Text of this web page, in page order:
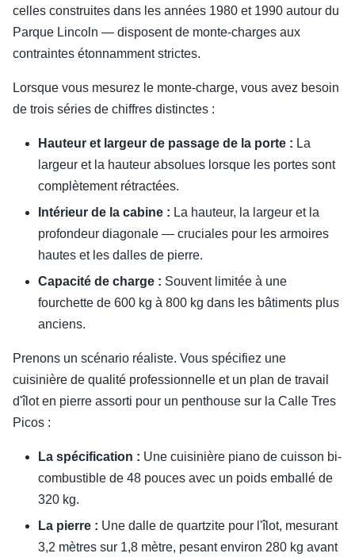
celles construites dans les années 1980 et 1990 autour du
Parque Lincoln — disposent de monte-charges aux
contraintes étonnamment strictes.
Lorsque vous mesurez le monte-charge, vous avez besoin
de trois séries de chiffres distinctes :
Hauteur et largeur de passage de la porte : La
largeur et la hauteur absolues lorsque les portes sont
complètement rétractées.
Intérieur de la cabine : La hauteur, la largeur et la
profondeur diagonale — cruciales pour les armoires
hautes et les dalles de pierre.
Capacité de charge : Souvent limitée à une
fourchette de 600 kg à 800 kg dans les bâtiments plus
anciens.
Prenons un scénario réaliste. Vous spécifiez une
cuisinière de qualité professionnelle et un plan de travail
d'îlot en pierre assorti pour un penthouse sur la Calle Tres
Picos :
La spécification : Une cuisinière piano de cuisson bi-
combustible de 48 pouces avec un poids emballé de
320 kg.
La pierre : Une dalle de quartzite pour l'îlot, mesurant
3,2 mètres sur 1,8 mètre, pesant environ 280 kg avant